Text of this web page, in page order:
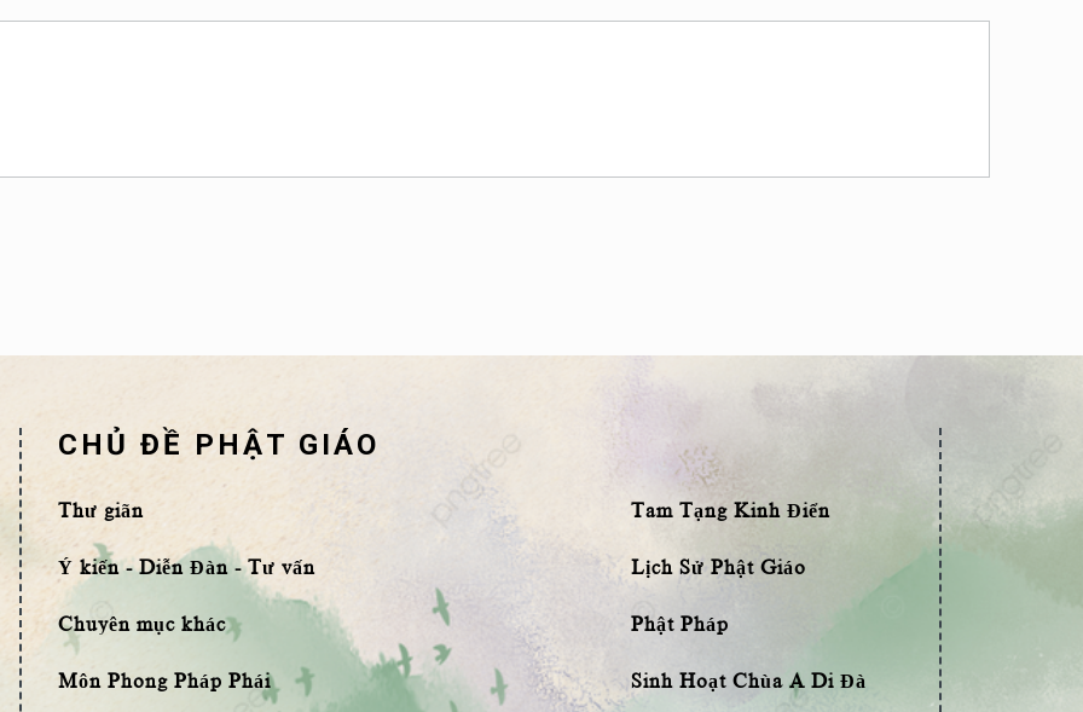
CHỦ ĐỀ PHẬT GIÁO
Thư giãn
Ý kiến - Diễn Đàn - Tư vấn
Chuyên mục khác
Môn Phong Pháp Phái
Tam Tạng Kinh Điển
Lịch Sử Phật Giáo
Phật Pháp
Sinh Hoạt Chùa A Di Đà